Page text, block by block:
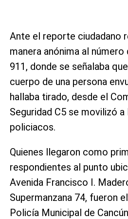
Ante el reporte ciudadano
manera anónima al
911, donde se señalaba
cuerpo de una persona
hallaba tirado, desde el
Seguridad C5 se movilizó
policiacos.
Quienes llegaron como
respondientes al punto
Avenida Francisco I.
Supermanzana 74, fueron
Policía Municipal de